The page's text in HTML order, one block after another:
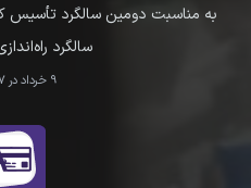
به مناسبت دومین سالگرد تأسیس
سالگرد
9 خرداد در 5:17 pm